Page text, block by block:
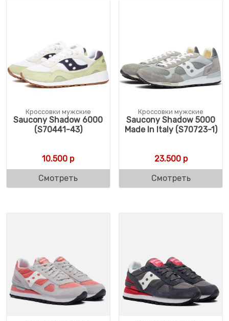
Кроссовки мужские
Saucony Shadow 6000
(S70441-43)
10.500 р
Смотреть
Кроссовки мужские
Saucony Shadow 5000
Made In Italy (S70723-1)
23.500р
Смотреть